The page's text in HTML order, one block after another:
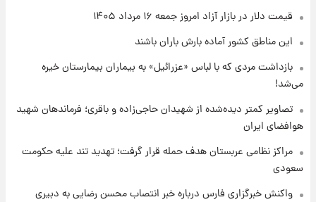
قیمت طلا و سکه امروز پنجشنبه ۱۵ مرداد ۱۴۰۵
شارژ جدید کالابرگ برای سه دهک؛ جزئیات اعلام
قیمت دلار در بازار آزاد امروز جمعه ۱۶ مرداد ۱۴۰۵
این مناطق کشور آماده بارش باران باشند
بازداشت مردی که با لباس «عزرائیل» به بیماران بیمارستان خیره
می‌شد!
تصاویر کمتر دیده‌شده از شهیدان حاجی‌زاده و باقری؛ فرماندهان شهید
هوافضای ایران
مراکز نظامی عربستان هدف حمله قرار گرفت؛ تهدید تند علیه حکومت
سعودی
واکنش خبرگزاری فارس درباره خبر انتصاب محسن رضایی به دبیری